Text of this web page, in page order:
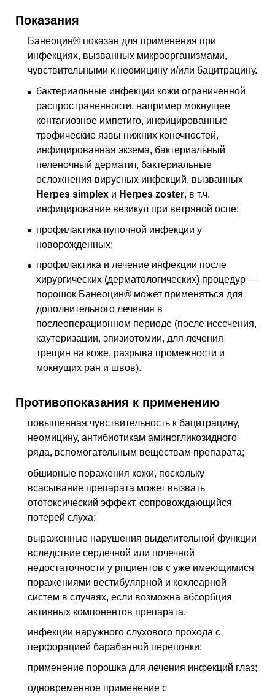
классифицированная в других рубриках
Z94.5Наличие трансплантированной кожи
Z100*
КЛАСС XXII Хирургическая практика
Показания
Банеоцин® показан для применения при
инфекциях, вызванных микроорганизмами,
чувствительными к неомицину и/или бацитрацину.
бактериальные инфекции кожи ограниченной
распространенности, например мокнущее
контагиозное импетиго, инфицированные
трофические язвы нижних конечностей,
инфицированная экзема, бактериальный
пеленочный дерматит, бактериальные
осложнения вирусных инфекций, вызванных
Herpes simplex и Herpes zoster, в т.ч.
инфицирование везикул при ветряной оспе;
профилактика пупочной инфекции у
новорожденных;
профилактика и лечение инфекции после
хирургических (дерматологических) процедур —
порошок Банеоцин® может применяться для
дополнительного лечения в
послеоперационном периоде (после иссечения,
каутеризации, эпизиотомии, для лечения
трещин на коже, разрыва промежности и
мокнущих ран и швов).
Противопоказания к применению
повышенная чувствительность к бацитрацину,
неомицину, антибиотикам аминогликозидного
ряда, вспомогательным веществам препарата;
обширные поражения кожи, поскольку
всасывание препарата может вызвать
ототоксический эффект, сопровождающийся
потерей слуха;
выраженные нарушения выделительной функции
вследствие сердечной или почечной
недостаточности у рпциентов с уже имеющимися
поражениями вестибулярной и кохлеарной
систем в случаях, если возможна абсорбция
активных компонентов препарата.
инфекции наружного слухового прохода с
перфорацией барабанной перепонки;
применение порошка для лечения инфекций глаз;
одновременное применение с